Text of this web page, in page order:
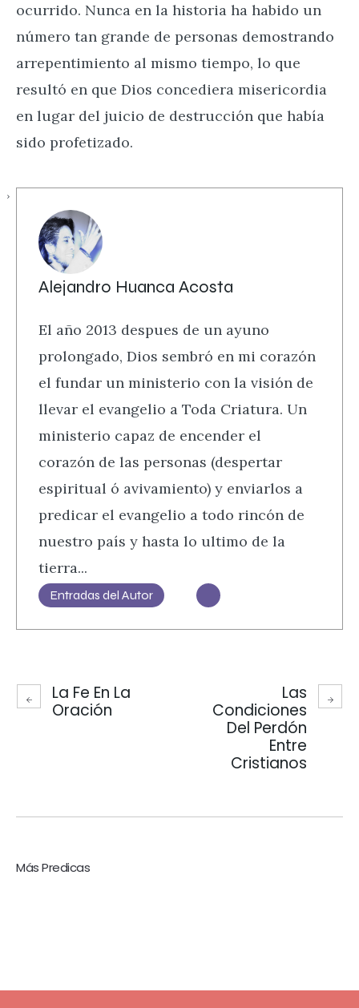
ocurrido. Nunca en la historia ha habido un
número tan grande de personas demostrando
arrepentimiento al mismo tiempo, lo que
resultó en que Dios concediera misericordia
en lugar del juicio de destrucción que había
sido profetizado.
Alejandro Huanca Acosta
El año 2013 despues de un ayuno
prolongado, Dios sembró en mi corazón
el fundar un ministerio con la visión de
llevar el evangelio a Toda Criatura. Un
ministerio capaz de encender el
corazón de las personas (despertar
espiritual ó avivamiento) y enviarlos a
predicar el evangelio a todo rincón de
nuestro país y hasta lo ultimo de la
tierra...
Entradas del Autor
La Fe En La
Oración
Las
Condiciones
Del Perdón
Entre
Cristianos
Más Predicas